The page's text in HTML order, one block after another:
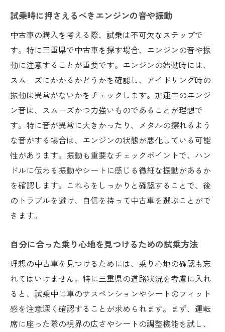
試乗時に押さえるべきエンジンの音や振動
中古車の購入を考える際、試乗は不可欠なステップで
す。特に三重県で中古車を探す場合、エンジンの音や振
動に注意することが重要です。エンジンの始動時には、
スムーズにかかるかどうかを確認し、アイドリング時の
振動は異常がないかをチェックします。加速中のエンジ
ン音は、スムーズかつ力強いものであることが理想で
す。特に音が異常に大きかったり、メタルの擦れるよう
な音がする場合は、エンジンの状態が悪化している可能
性があります。振動も重要なチェックポイントで、ハン
ドルに伝わる振動やシートに感じる微細な振動があるか
を確認します。これらをしっかりと確認することで、後
のトラブルを避け、自信を持って中古車を選ぶことがで
きます。
自分に合った乗り心地を見つけるための試乗方法
理想の中古車を見つけるためには、乗り心地の確認も忘
れてはいけません。特に三重県の道路状況を考慮に入れ
ると、試乗中に車のサスペンションやシートのフィット
感を注意深く確認することが求められます。まず、運転
席に座った際の視界の広さやシートの調整機能を試し、